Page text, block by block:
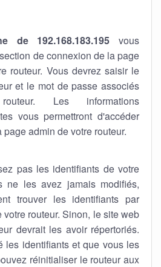
de 192.168.183.195 vous
de connexion de la page
routeur. Vous devrez saisir le
et le mot de passe associés
Les informations
vous permettront d'accéder
admin de votre routeur.
pas les identifiants de votre
ne les avez jamais modifiés,
trouver les identifiants par
routeur. Sinon, le site web
devrait les avoir répertoriés.
les identifiants et que vous les
réinitialiser le routeur aux